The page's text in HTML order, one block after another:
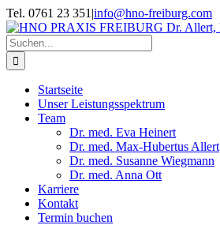
Zum
Inhalt
springen
Tel. 0761 23 351 |info@hno-freiburg.com
Suche
nach:
Startseite
Unser Leistungsspektrum
Team
Dr. med. Eva Heinert
Dr. med. Max-Hubertus Allert
Dr. med. Susanne Wiegmann
Dr. med. Anna Ott
Karriere
Kontakt
Termin buchen